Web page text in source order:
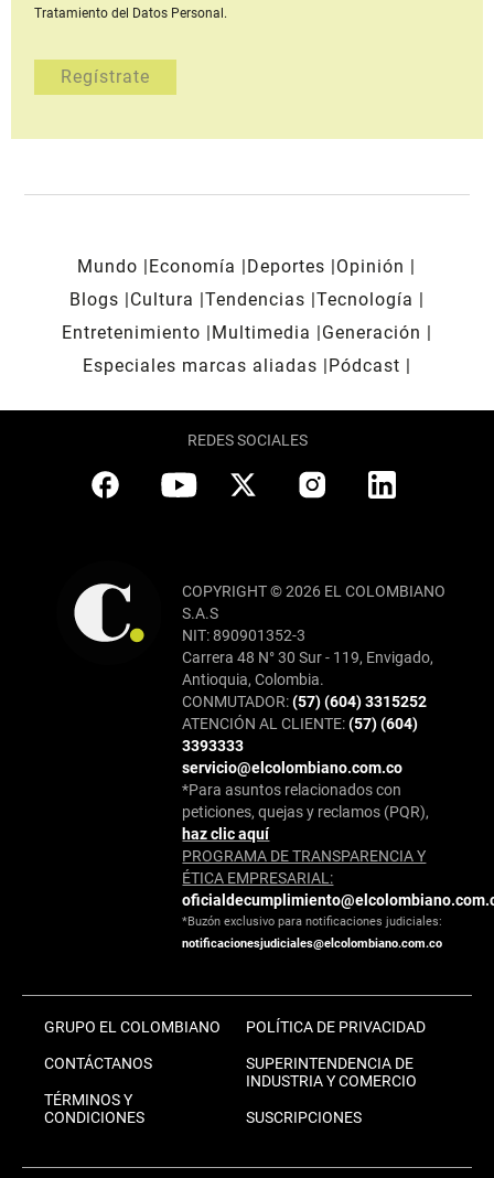
Tratamiento del Datos Personal.
Mundo Economía Deportes
Opinión
Blogs
Cultura Tendencias Tecnología
Entretenimiento
Multimedia
Generación
Especiales marcas aliadas
Pódcast
REDES SOCIALES
COPYRIGHT © 2026 EL COLOMBIANO
S.A.S
NIT: 890901352-3
Carrera 48 N° 30 Sur - 119, Envigado,
Antioquia, Colombia.
CONMUTADOR:(57) (604) 3315252
ATENCIÓN AL CLIENTE:(57) (604)
3393333
servicio@elcolombiano.com.co
*Para asuntos relacionados con
peticiones, quejas y reclamos (PQR),
haz clic aquí
PROGRAMA DE TRANSPARENCIA Y
ÉTICA EMPRESARIAL:
*Buzón exclusivo para notificaciones judiciales:
notificacionesjudiciales@elcolombiano.com.co
GRUPO EL COLOMBIANO
CONTÁCTANOS
TÉRMINOS Y
CONDICIONES
POLÍTICA DE PRIVACIDAD
SUPERINTENDENCIA DE
INDUSTRIA Y COMERCIO
SUSCRIPCIONES